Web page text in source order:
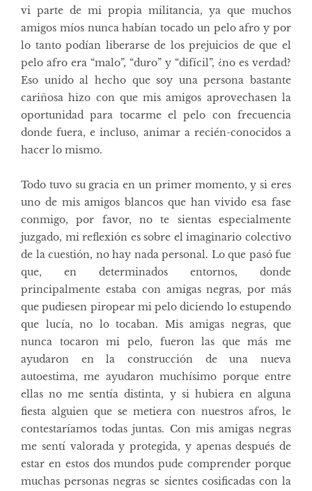
vi parte de mi propia militancia, ya que muchos
amigos míos nunca habían tocado un pelo afro y por
lo tanto podían liberarse de los prejuicios de que el
pelo afro era “malo”, “duro” y “difícil”, ¿no es verdad?
Eso unido al hecho que soy una persona bastante
cariñosa hizo con que mis amigos aprovechasen la
oportunidad para tocarme el pelo con frecuencia
donde fuera, e incluso, animar a recién-conocidos a
hacer lo mismo.
Todo tuvo su gracia en un primer momento, y si eres
uno de mis amigos blancos que han vivido esa fase
conmigo, por favor, no te sientas especialmente
juzgado, mi reflexión es sobre el imaginario colectivo
de la cuestión, no hay nada personal. Lo que pasó fue
que, en determinados entornos, donde
principalmente estaba con amigas negras, por más
que pudiesen piropear mi pelo diciendo lo estupendo
que lucía, no lo tocaban. Mis amigas negras, que
nunca tocaron mi pelo, fueron las que más me
ayudaron en la construcción de una nueva
autoestima, me ayudaron muchísimo porque entre
ellas no me sentía distinta, y si hubiera en alguna
fiesta alguien que se metiera con nuestros afros, le
contestaríamos todas juntas. Con mis amigas negras
me sentí valorada y protegida, y apenas después de
estar en estos dos mundos pude comprender porque
muchas personas negras se sientes cosificadas con la